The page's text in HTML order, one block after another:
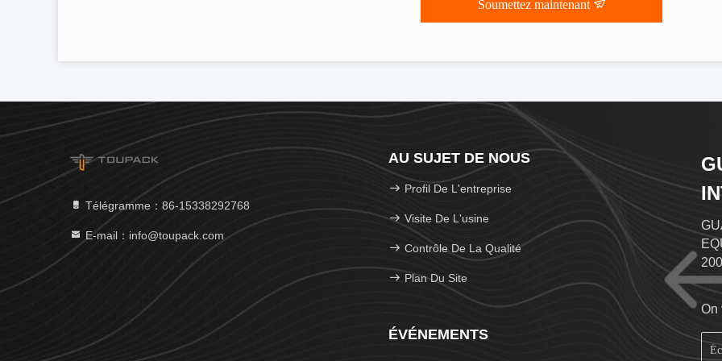
Soumettez maintenant
Télégramme：86-15338292768
E-mail：info@toupack.com
AU SUJET DE NOUS
Profil De L'entreprise
Visite De L'usine
Contrôle De La Qualité
Plan Du Site
ÉVÉNEMENTS
On